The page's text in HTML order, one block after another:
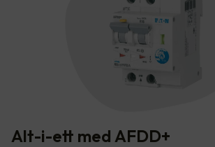
Alt-i-ett med AFDD+